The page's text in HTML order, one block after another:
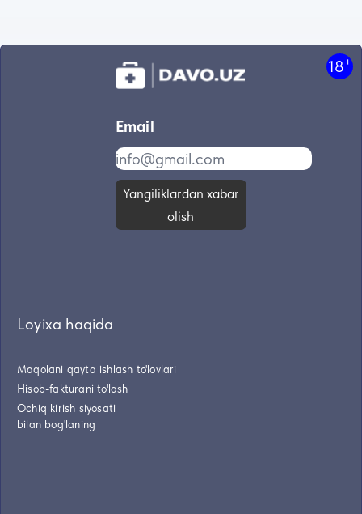
18+
Email
Yangiliklardan xabar
olish
Loyixa haqida
Maqolani qayta ishlash to'lovlari
Hisob-fakturani to'lash
Ochiq kirish siyosati
bilan bog'laning